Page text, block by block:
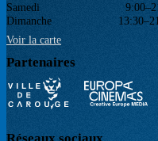
Samedi
Dimanche
Voir la carte
Partenaires